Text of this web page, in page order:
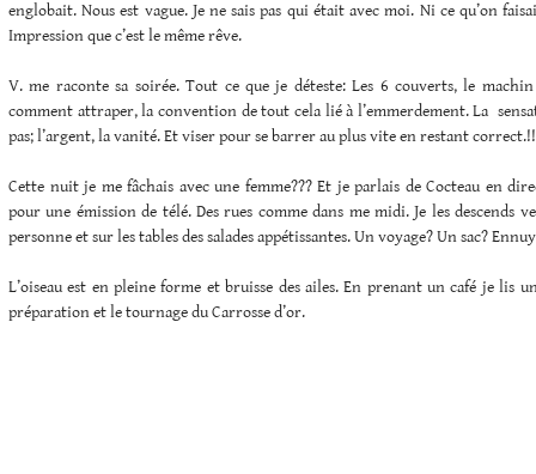
englobait. Nous est vague. Je ne sais pas qui était avec moi. Ni ce qu’on
Impression que c’est le même rêve.
V. me raconte sa soirée. Tout ce que je déteste: Les 6 couverts, le
comment attraper, la convention de tout cela lié à l’emmerdement. La
pas; l’argent, la vanité. Et viser pour se barrer au plus vite en restant
Cette nuit je me fâchais avec une femme??? Et je parlais de Cocteau en
pour une émission de télé. Des rues comme dans me midi. Je les descends
personne et sur les tables des salades appétissantes. Un voyage? Un sac?
L’oiseau est en pleine forme et bruisse des ailes. En prenant un café je lis
préparation et le tournage du Carrosse d’or.